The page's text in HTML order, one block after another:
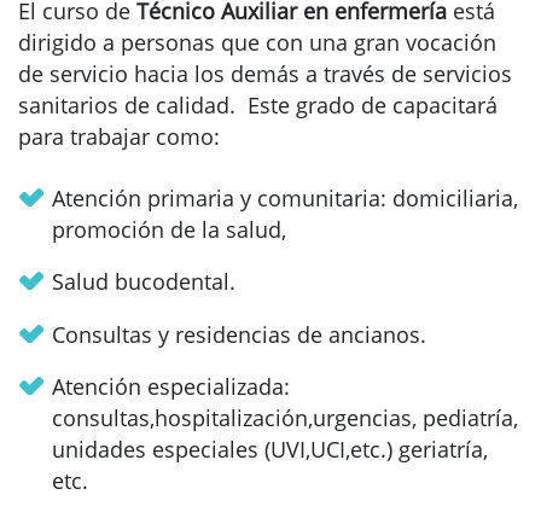
El curso de Técnico Auxiliar en enfermería está
dirigido a personas que con una gran vocación
de servicio hacia los demás a través de servicios
sanitarios de calidad. Este grado de capacitará
para trabajar como:
Atención primaria y comunitaria: domiciliaria,
promoción de la salud,
Salud bucodental.
Consultas y residencias de ancianos.
Atención especializada:
consultas,hospitalización,urgencias, pediatría,
unidades especiales (UVI,UCI,etc.) geriatría,
etc.